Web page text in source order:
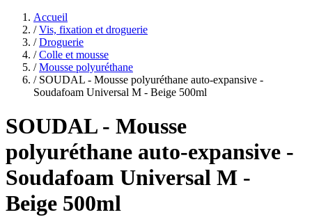
Accueil
/ Vis, fixation et droguerie
/ Droguerie
/ Colle et mousse
/ Mousse polyuréthane
/ SOUDAL - Mousse polyuréthane auto-expansive -
Soudafoam Universal M - Beige 500ml
SOUDAL- Mousse
polyuréthane auto-expansive -
Soudafoam Universal M -
Beige 500ml